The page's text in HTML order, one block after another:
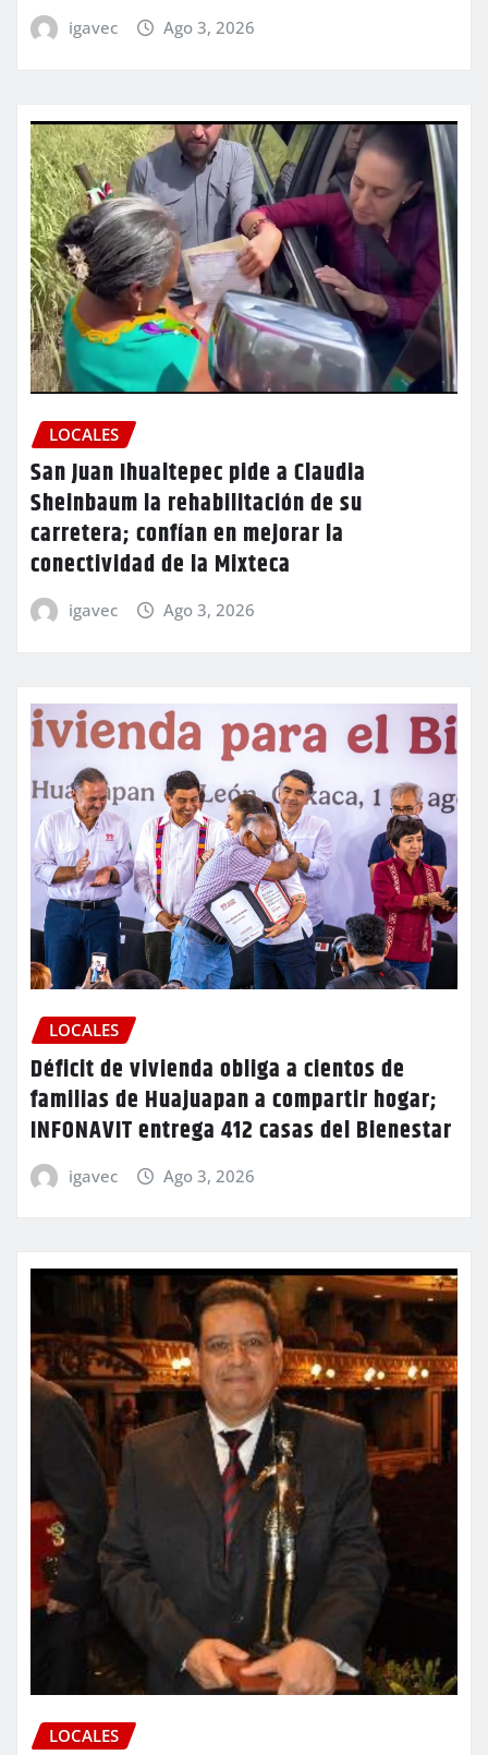
igavec Ago 3, 2026
LOCALES
San Juan Ihualtepec pide a Claudia
Sheinbaum la rehabilitación de su
carretera; confían en mejorar la
conectividad de la Mixteca
igavec Ago 3, 2026
LOCALES
Déficit de vivienda obliga a cientos de
familias de Huajuapan a compartir hogar;
INFONAVIT entrega 412 casas del Bienestar
igavec Ago 3, 2026
LOCALES